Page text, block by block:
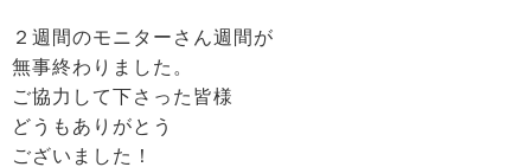
２週間のモニターさん週間が
無事終わりました。
ご協力して下さった皆様
どうもありがとう
ございました！